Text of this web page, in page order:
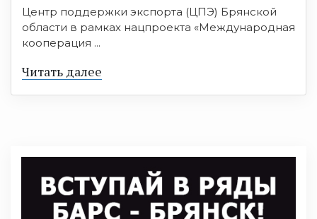
Центр поддержки экспорта (ЦПЭ) Брянской
области в рамках нацпроекта «Международная
кооперация ...
Читать далее